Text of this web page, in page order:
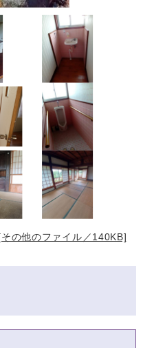
の他のファイル／140KB]